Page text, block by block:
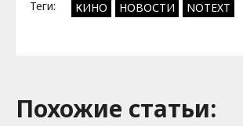
Теги: КИНО НОВОСТИ NOTEXT
Похожие cтатьи: